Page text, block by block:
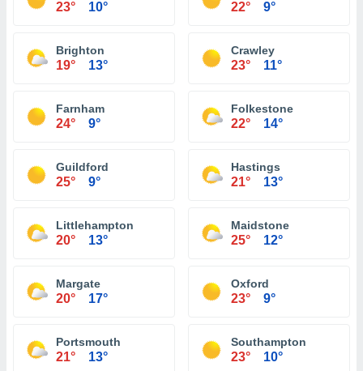
23° 10° 22° 9°
Brighton
19° 13°
Crawley
23° 11°
Farnham
24° 9°
Folkestone
22° 14°
Guildford
25° 9°
Hastings
21° 13°
Littlehampton
20° 13°
Maidstone
25° 12°
Margate
20° 17°
Oxford
23° 9°
Portsmouth
21° 13°
Southampton
23° 10°